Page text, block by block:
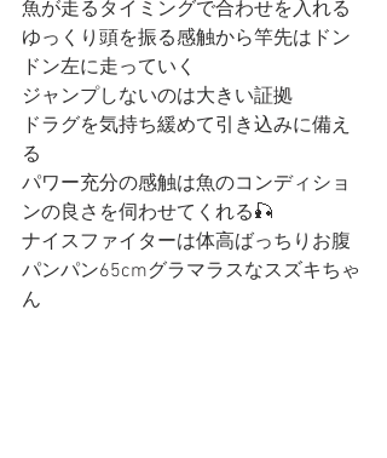
魚が走るタイミングで合わせを入れる
ゆっくり頭を振る感触から竿先はドン
ドン左に走っていく
ジャンプしないのは大きい証拠
ドラグを気持ち緩めて引き込みに備え
る
パワー充分の感触は魚のコンディショ
ンの良さを伺わせてくれる🎣
ナイスファイターは体高ばっちりお腹
パンパン65cmグラマラスなスズキちゃ
ん